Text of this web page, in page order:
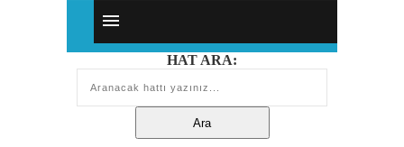
HAT ARA: